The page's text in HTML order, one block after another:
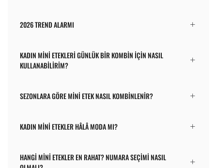
2026 TREND ALARMI
KADIN MINI ETEKLERI GÜNLÜK BIR KOMBIN IÇIN NASIL
KULLANABILIRIM?
SEZONLARA GÖRE MINI ETEK NASIL KOMBINLENIR?
KADIN MINI ETEKLER HÂLÂ MODA MI?
HANGI MINI ETEKLER EN RAHAT? NUMARA SEÇIMI NASIL